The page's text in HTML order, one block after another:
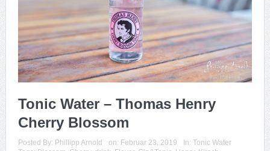
Tonic Water – Thomas Henry
Cherry Blossom
Posted By: Phillipp Arnold on: Februar 23, 2019 In: Tonic Water